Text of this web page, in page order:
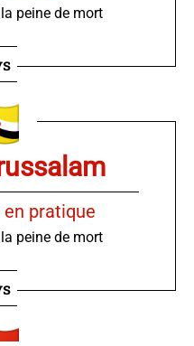
peine de mort
pratique
peine de mort